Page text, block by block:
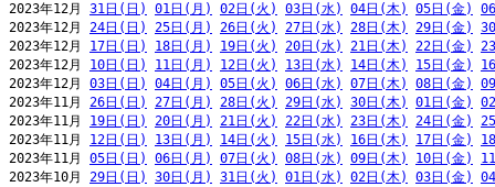
2023年12月 31日(日) 01日(月) 02日(火) 03日(水) 04日(木) 05日(金)
2023年12月 24日(日) 25日(月) 26日(火) 27日(水) 28日(木) 29日(金)
2023年12月 17日(日) 18日(月) 19日(火) 20日(水) 21日(木) 22日(金)
2023年12月 10日(日) 11日(月) 12日(火) 13日(水) 14日(木) 15日(金)
2023年12月 03日(日) 04日(月) 05日(火) 06日(水) 07日(木) 08日(金)
2023年11月 26日(日) 27日(月) 28日(火) 29日(水) 30日(木) 01日(金)
2023年11月 19日(日) 20日(月) 21日(火) 22日(水) 23日(木) 24日(金)
2023年11月 12日(日) 13日(月) 14日(火) 15日(水) 16日(木) 17日(金)
2023年11月 05日(日) 06日(月) 07日(火) 08日(水) 09日(木) 10日(金)
2023年10月 29日(日) 30日(月) 31日(火) 01日(水) 02日(木) 03日(金)